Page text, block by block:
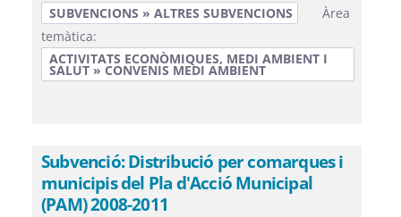
SUBVENCIONS » ALTRES SUBVENCIONS
Àrea
temàtica:
ACTIVITATS ECONÒMIQUES, MEDI AMBIENT I
SALUT » CONVENIS MEDI AMBIENT
Subvenció: Distribució per comarques i
municipis del Pla d'Acció Municipal
(PAM) 2008-2011